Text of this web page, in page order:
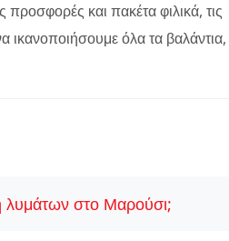
και πακέτα φιλικά, τις
όλα τα βαλάντια,
λυμάτων στο Μαρούσι;